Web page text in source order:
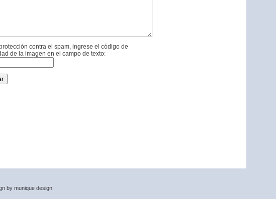
contra el spam, ingrese el código de
de la imagen en el campo de texto:
by munique design